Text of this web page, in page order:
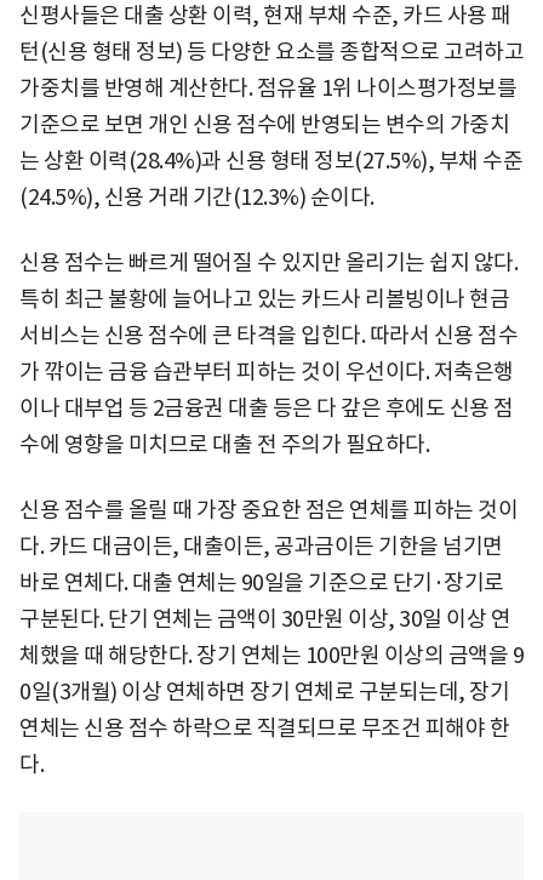
신평사들은 대출 상환 이력, 현재 부채 수준, 카드 사용 패
턴(신용 형태 정보) 등 다양한 요소를 종합적으로 고려하고
가중치를 반영해 계산한다. 점유율 1위 나이스평가정보를
기준으로 보면 개인 신용 점수에 반영되는 변수의 가중치
는 상환 이력(28.4%)과 신용 형태 정보(27.5%), 부채 수준
(24.5%), 신용 거래 기간(12.3%) 순이다.
신용 점수는 빠르게 떨어질 수 있지만 올리기는 쉽지 않다.
특히 최근 불황에 늘어나고 있는 카드사 리볼빙이나 현금
서비스는 신용 점수에 큰 타격을 입힌다. 따라서 신용 점수
가 깎이는 금융 습관부터 피하는 것이 우선이다. 저축은행
이나 대부업 등 2금융권 대출 등은 다 갚은 후에도 신용 점
수에 영향을 미치므로 대출 전 주의가 필요하다.
신용 점수를 올릴 때 가장 중요한 점은 연체를 피하는 것이
다. 카드 대금이든, 대출이든, 공과금이든 기한을 넘기면
바로 연체다. 대출 연체는 90일을 기준으로 단기·장기로
구분된다. 단기 연체는 금액이 30만원 이상, 30일 이상 연
체했을 때 해당한다. 장기 연체는 100만원 이상의 금액을 9
0일(3개월) 이상 연체하면 장기 연체로 구분되는데, 장기
연체는 신용 점수 하락으로 직결되므로 무조건 피해야 한
다.